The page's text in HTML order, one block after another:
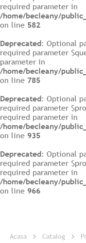
required parameter in
/home/becleany/
on line 582
Deprecated: Optional
required parameter
parameter in
/home/becleany/
on line 785
Deprecated: Optional
required parameter
required parameter in
/home/becleany/
on line 935
Deprecated: Optional
required parameter
required parameter in
/home/becleany/
on line 966
Acasa Catalog